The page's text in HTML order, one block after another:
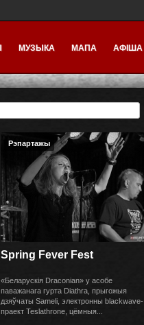
МУЗЫКА МАПА АФІША
Рэпартажы
Spring Fever Fest
«Беларускія Draconian» у асобе
паважанага гурта Diathra, прыгожыя
дзяўчаты Sameli, электронны blackwave-
праект Teslathrone, цёмныя...